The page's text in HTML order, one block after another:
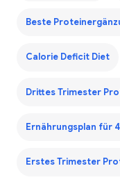
Beste
Calorie Deficit Diet
Drittes Trimester
Ernährungsplan für
Erstes Trimester